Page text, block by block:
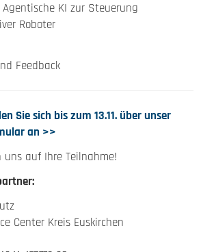
Agentische KI zur Steuerung
Roboter
Feedback
Sie sich bis zum 13.11. über unser
an >>
uns auf Ihre Teilnahme!
Center Kreis Euskirchen